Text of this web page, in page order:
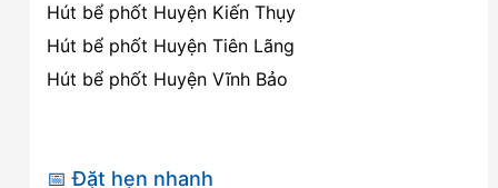
Hút bể phốt Huyện Kiến Thụy
Hút bể phốt Huyện Tiên Lãng
Hút bể phốt Huyện Vĩnh Bảo
📅 Đặt hẹn nhanh